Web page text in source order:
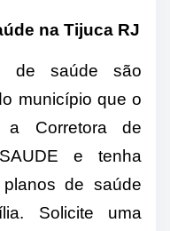
na Tijuca RJ
de saúde são
município que o
a Corretora de
e tenha
de saúde
Solicite uma